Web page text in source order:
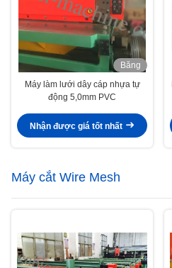
Băng
hình
Máy làm lưới dây cáp nhựa tự
động 5,0mm PVC
Nhận được giá tốt nhất
Máy cắt Wire Mesh